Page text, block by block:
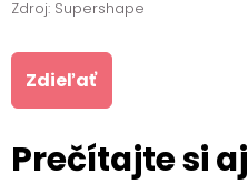
Zdroj: Supershape
Zdieľať
Prečítajte si aj